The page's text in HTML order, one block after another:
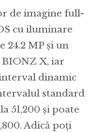
de imagine full-
cu iluminare
24.2 MP și un
X, iar
dinamic
standard
51,200 și poate
Adică poți